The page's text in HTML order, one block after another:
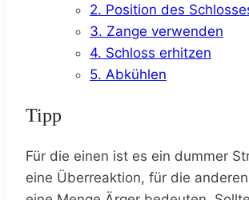
2. Position des
3. Zange verwenden
4. Schloss erhitzen
5. Abkühlen
Tipp
Für die einen ist es ein dummer
eine Überreaktion, für die